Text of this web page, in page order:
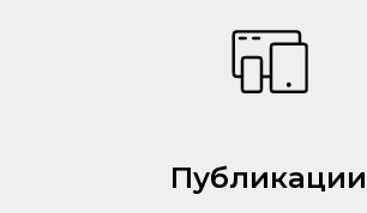
Публикации